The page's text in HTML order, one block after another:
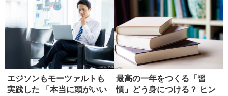
エジソンもモーツァルトも
実践した 「本当に頭がいい
最高の一年をつくる「習
慣」どう身につける？ ヒン